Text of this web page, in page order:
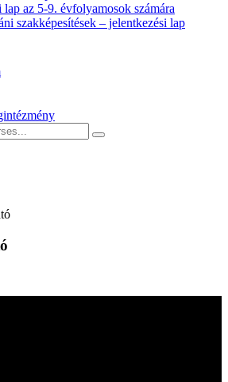
lap az 5-9. évfolyamosok számára
szakképesítések – jelentkezési lap